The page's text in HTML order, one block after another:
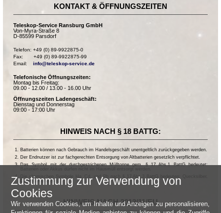
KONTAKT & ÖFFNUNGSZEITEN
Teleskop-Service Ransburg GmbH
Von-Myra-Straße 8
D-85599 Parsdorf
Telefon: +49 (0) 89-9922875-0
Fax:       +49 (0) 89-9922875-99
Email: info@teleskop-service.de
Telefonische Öffnungszeiten:
Montag bis Freitag:
09.00 - 12.00 / 13.00 - 16.00 Uhr
Öffnungszeiten Ladengeschäft:
Dienstag und Donnerstag
09:00 - 17:00 Uhr
HINWEIS NACH § 18 BATTG:
Batterien können nach Gebrauch im Handelsgeschäft unentgeltlich zurückgegeben werden.
Der Endnutzer ist zur fachgerechten Entsorgung von Altbatterien gesetzlich verpflichtet.
Das Symbol mit der durchgestrichenen Mülltonne gem. § 17 Abs.1 BattG bedeutet:
Die chemischen Symbole Hg, Cd, und Pb nach § 17 Abs.3 BattG bedeuten: Quecksilber,
Cadmium und Blei.
HINWEIS NACH 2013/11/EU
Zustimmung zur Verwendung von
Cookies
Wir verwenden Cookies, um Inhalte und Anzeigen zu personalisieren,